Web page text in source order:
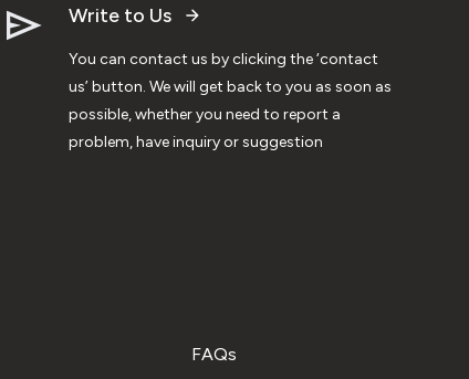
Write to Us
You can contact us by clicking the ‘contact
us’ button. We will get back to you as soon as
possible, whether you need to report a
problem, have inquiry or suggestion
FAQs